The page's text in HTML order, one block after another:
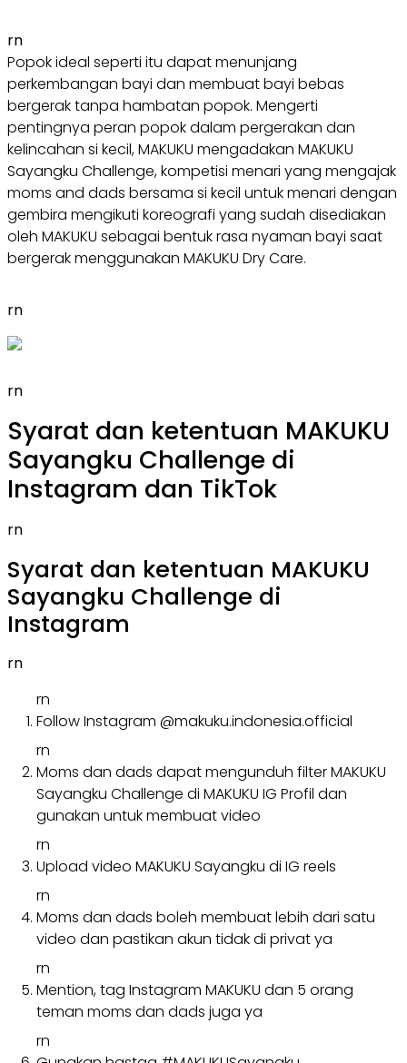
rn
Popok ideal seperti itu dapat menunjang
perkembangan bayi dan membuat bayi bebas
bergerak tanpa hambatan popok. Mengerti
pentingnya peran popok dalam pergerakan dan
kelincahan si kecil, MAKUKU mengadakan MAKUKU
Sayangku Challenge, kompetisi menari yang mengajak
moms and dads bersama si kecil untuk menari dengan
gembira mengikuti koreografi yang sudah disediakan
oleh MAKUKU sebagai bentuk rasa nyaman bayi saat
bergerak menggunakan MAKUKU Dry Care.
rn
rn
Syarat dan ketentuan MAKUKU
Sayangku Challenge di
Instagram dan TikTok
rn
Syarat dan ketentuan MAKUKU
Sayangku Challenge di
Instagram
rn
rn
Follow Instagram @makuku.indonesia.official
rn
Moms dan dads dapat mengunduh filter MAKUKU
Sayangku Challenge di MAKUKU IG Profil dan
gunakan untuk membuat video
rn
Upload video MAKUKU Sayangku di IG reels
rn
Moms dan dads boleh membuat lebih dari satu
video dan pastikan akun tidak di privat ya
rn
Mention, tag Instagram MAKUKU dan 5 orang
teman moms dan dads juga ya
rn